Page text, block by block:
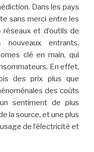
Dans les pays
sans merci entre les
et d’outils de
entrants,
clé en main, qui
En effet,
des prix plus que
des coûts
sentiment de plus
la source, et une plus
de l’électricité et